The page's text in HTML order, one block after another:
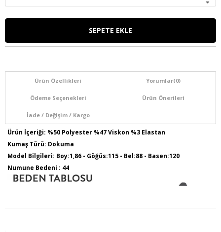
Ürün Özellikleri Yorumlar(0)
Ödeme Seçenekleri Ürün Önerileri
İade / Değişim / Kargo
Ürün İçeriği: %50 Polyester %47 Viskon %3 Elastan
Kumaş Türü: Dokuma
Model Bilgileri: Boy:1,86 - Göğüs:115 - Bel:88 - Basen:120
Numune Bedeni : 44